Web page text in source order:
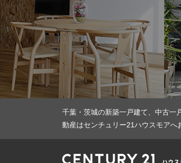
千葉・茨城の新築一戸建て、中古一
動産はセンチュリー21ハウスモアへ